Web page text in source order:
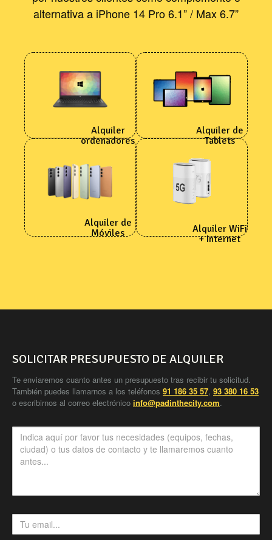
alternativa a iPhone 14 Pro 6.1” / Max 6.7”
Alquiler
ordenadores
Alquiler de
Tablets
Alquiler de
Móviles
Alquiler WiFi
+ Internet
SOLICITAR PRESUPUESTO DE ALQUILER
Te enviaremos cuanto antes un presupuesto tras recibir tu solicitud.
También puedes llamarnos a los teléfonos 91 186 35 57, 93 380 16 53
o escribirnos al correo electrónico info@padinthecity.com.